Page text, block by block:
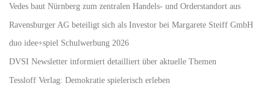
Vedes baut Nürnberg zum zentralen Handels- und Orderstandort aus
Ravensburger AG beteiligt sich als Investor bei Margarete Steiff GmbH
duo idee+spiel Schulwerbung 2026
DVSI Newsletter informiert detailliert über aktuelle Themen
Tessloff Verlag: Demokratie spielerisch erleben